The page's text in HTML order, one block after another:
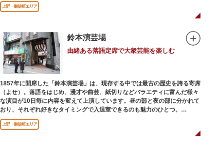
上野・御徒町エリア
鈴本演芸場
由緒ある落語定席で大衆芸能を楽しむ
1857年に開席した「鈴本演芸場」は、現存する中では最古の歴史を誇る寄席
（よせ）。落語をはじめ、漫才や曲芸、紙切りなどバラエティに富んだ様々
な演目が10日毎に内容を変えて上演しています。昼の部と夜の部に分かれて
おり、それぞれ好きなタイミングで入退室できるのも魅力のひとつ。
上演中は飲食も可能です。おすすめは売店で購入できる、お箸で切れるやわ
らかさで有名な「上野 井泉本店」のかつサンド。お弁当やお菓子を食べたり
上野・御徒町エリア